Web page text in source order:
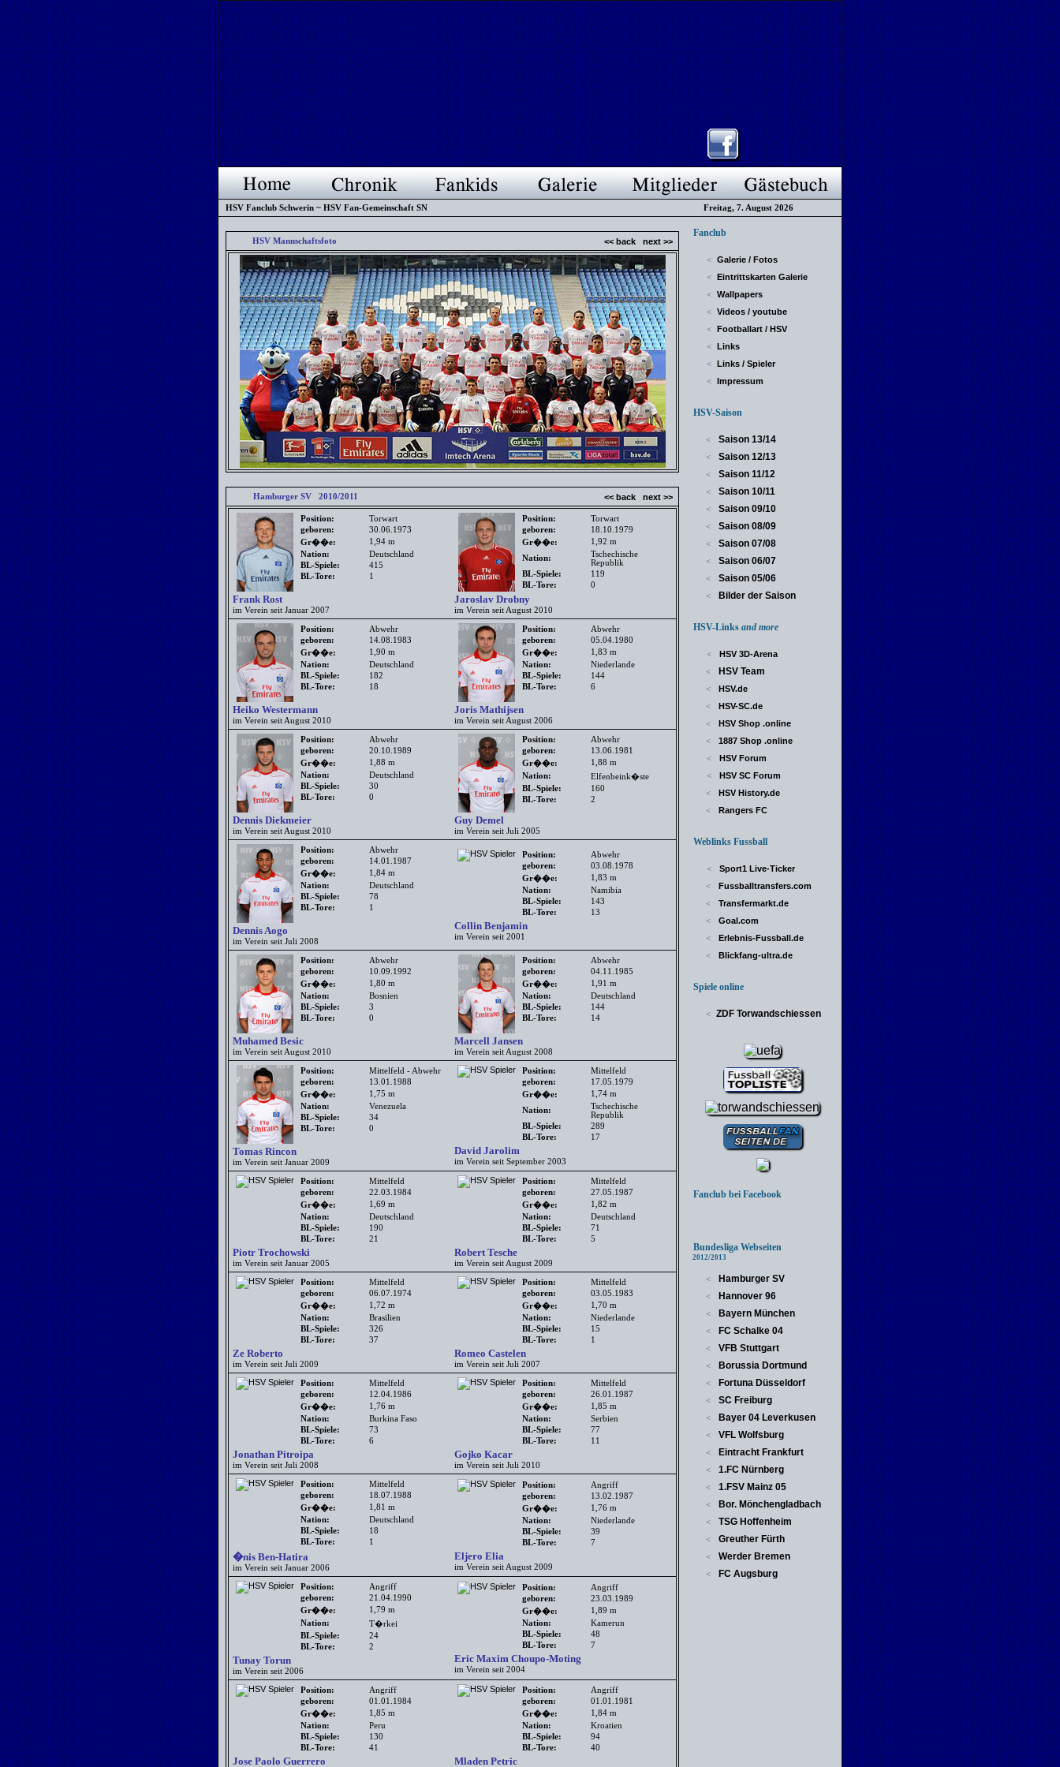
HSV Fanclub Schwerin ~ HSV Fan-Gemeinschaft SN Freitag, 7. August 2026
HSV Mannschaftsfoto << back next >>
Hamburger SV 2010/2011 << back next >>
Position:
Torwart
geboren:
30.06.1973
Gr��e:
1,94 m
Nation:
Deutschland
BL-Spiele:
415
BL-Tore:
1
Frank Rost
im Verein seit Januar 2007
Position:
Torwart
geboren:
18.10.1979
Gr��e:
1,92 m
Nation:
Tschechische
Republik
BL-Spiele:
119
BL-Tore:
0
Jaroslav Drobny
im Verein seit August 2010
Position:
Abwehr
geboren:
14.08.1983
Gr��e:
1,90 m
Nation:
Deutschland
BL-Spiele:
182
BL-Tore:
18
Heiko Westermann
im Verein seit August 2010
Position:
Abwehr
geboren:
05.04.1980
Gr��e:
1,83 m
Nation:
Niederlande
BL-Spiele:
144
BL-Tore:
6
Joris Mathijsen
im Verein seit August 2006
Position:
Abwehr
geboren:
20.10.1989
Gr��e:
1,88 m
Nation:
Deutschland
BL-Spiele:
30
BL-Tore:
0
Dennis Diekmeier
im Verein seit August 2010
Position:
Abwehr
geboren:
13.06.1981
Gr��e:
1,88 m
Nation:
Elfenbeink�ste
BL-Spiele:
160
BL-Tore:
2
Guy Demel
im Verein seit Juli 2005
Position:
Abwehr
geboren:
14.01.1987
Gr��e:
1,84 m
Nation:
Deutschland
BL-Spiele:
78
BL-Tore:
1
Dennis Aogo
im Verein seit Juli 2008
Position:
Abwehr
geboren:
03.08.1978
Gr��e:
1,83 m
Nation:
Namibia
BL-Spiele:
143
BL-Tore:
13
Collin Benjamin
im Verein seit 2001
Position:
Abwehr
geboren:
10.09.1992
Gr��e:
1,80 m
Nation:
Bosnien
BL-Spiele:
3
BL-Tore:
0
Muhamed Besic
im Verein seit August 2010
Position:
Abwehr
geboren:
04.11.1985
Gr��e:
1,91 m
Nation:
Deutschland
BL-Spiele:
144
BL-Tore:
14
Marcell Jansen
im Verein seit August 2008
Position:
Mittelfeld - Abwehr
geboren:
13.01.1988
Gr��e:
1,75 m
Nation:
Venezuela
BL-Spiele:
34
BL-Tore:
0
Tomas Rincon
im Verein seit Januar 2009
Position:
Mittelfeld
geboren:
17.05.1979
Gr��e:
1,74 m
Nation:
Tschechische
Republik
BL-Spiele:
289
BL-Tore:
17
David Jarolim
im Verein seit September 2003
Position:
Mittelfeld
geboren:
22.03.1984
Gr��e:
1,69 m
Nation:
Deutschland
BL-Spiele:
190
BL-Tore:
21
Piotr Trochowski
im Verein seit Januar 2005
Position:
Mittelfeld
geboren:
27.05.1987
Gr��e:
1,82 m
Nation:
Deutschland
BL-Spiele:
71
BL-Tore:
5
Robert Tesche
im Verein seit August 2009
Position:
Mittelfeld
geboren:
06.07.1974
Gr��e:
1,72 m
Nation:
Brasilien
BL-Spiele:
326
BL-Tore:
37
Ze Roberto
im Verein seit Juli 2009
Position:
Mittelfeld
geboren:
03.05.1983
Gr��e:
1,70 m
Nation:
Niederlande
BL-Spiele:
15
BL-Tore:
1
Romeo Castelen
im Verein seit Juli 2007
Position:
Mittelfeld
geboren:
12.04.1986
Gr��e:
1,76 m
Nation:
Burkina Faso
BL-Spiele:
73
BL-Tore:
6
Jonathan Pitroipa
im Verein seit Juli 2008
Position:
Mittelfeld
geboren:
26.01.1987
Gr��e:
1,85 m
Nation:
Serbien
BL-Spiele:
77
BL-Tore:
11
Gojko Kacar
im Verein seit Juli 2010
Position:
Mittelfeld
geboren:
18.07.1988
Gr��e:
1,81 m
Nation:
Deutschland
BL-Spiele:
18
BL-Tore:
1
�nis Ben-Hatira
im Verein seit Januar 2006
Position:
Angriff
geboren:
13.02.1987
Gr��e:
1,76 m
Nation:
Niederlande
BL-Spiele:
39
BL-Tore:
7
Eljero Elia
im Verein seit August 2009
Position:
Angriff
geboren:
21.04.1990
Gr��e:
1,79 m
Nation:
T�rkei
BL-Spiele:
24
BL-Tore:
2
Tunay Torun
im Verein seit 2006
Position:
Angriff
geboren:
23.03.1989
Gr��e:
1,89 m
Nation:
Kamerun
BL-Spiele:
48
BL-Tore:
7
Eric Maxim Choupo-Moting
im Verein seit 2004
Position:
Angriff
geboren:
01.01.1984
Gr��e:
1,85 m
Nation:
Peru
BL-Spiele:
130
BL-Tore:
41
Jose Paolo Guerrero
Position:
Angriff
geboren:
01.01.1981
Gr��e:
1,84 m
Nation:
Kroatien
BL-Spiele:
94
BL-Tore:
40
Mladen Petric
Fanclub
< Galerie / Fotos
< Eintrittskarten Galerie
< Wallpapers
< Videos / youtube
< Footballart / HSV
< Links
< Links / Spieler
< Impressum
HSV-Saison
< Saison 13/14
< Saison 12/13
< Saison 11/12
< Saison 10/11
< Saison 09/10
< Saison 08/09
< Saison 07/08
< Saison 06/07
< Saison 05/06
< Bilder der Saison
HSV-Links and more
< HSV 3D-Arena
< HSV Team
< HSV.de
< HSV-SC.de
< HSV Shop .online
< 1887 Shop .online
< HSV Forum
< HSV SC Forum
< HSV History.de
< Rangers FC
Weblinks Fussball
< Sport1 Live-Ticker
< Fussballtransfers.com
< Transfermarkt.de
< Goal.com
< Erlebnis-Fussball.de
< Blickfang-ultra.de
Spiele online
< ZDF Torwandschiessen
Fanclub bei Facebook
Bundesliga Webseiten
2012/2013
< Hamburger SV
< Hannover 96
< Bayern München
< FC Schalke 04
< VFB Stuttgart
< Borussia Dortmund
< Fortuna Düsseldorf
< SC Freiburg
< Bayer 04 Leverkusen
< VFL Wolfsburg
< Eintracht Frankfurt
< 1.FC Nürnberg
< 1.FSV Mainz 05
< Bor. Mönchengladbach
< TSG Hoffenheim
< Greuther Fürth
< Werder Bremen
< FC Augsburg